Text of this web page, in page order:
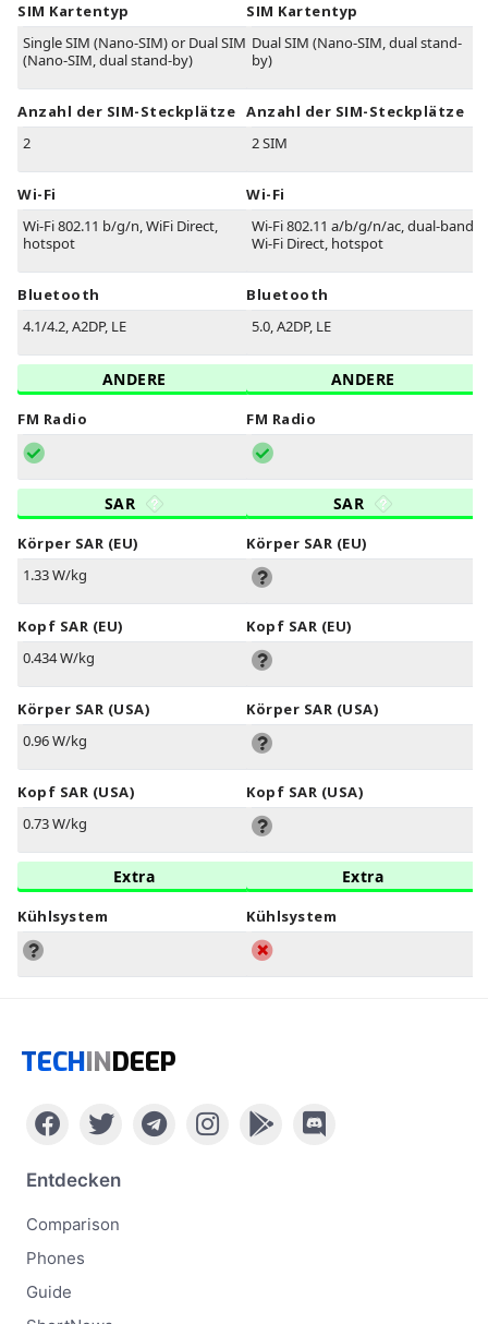
SIM Kartentyp
Single SIM (Nano-SIM) or Dual SIM
(Nano-SIM, dual stand-by)
Anzahl der SIM-Steckplätze
2
Wi-Fi
Wi-Fi 802.11 b/g/n, WiFi Direct,
hotspot
Bluetooth
4.1/4.2, A2DP, LE
ANDERE
FM Radio
SAR
Körper SAR (EU)
1.33 W/kg
Kopf SAR (EU)
0.434 W/kg
Körper SAR (USA)
0.96 W/kg
Kopf SAR (USA)
0.73 W/kg
Extra
Kühlsystem
SIM Kartentyp
Dual SIM (Nano-SIM, dual stand-
by)
Anzahl der SIM-Steckplätze
2 SIM
Wi-Fi
Wi-Fi 802.11 a/b/g/n/ac, dual-band,
Wi-Fi Direct, hotspot
Bluetooth
5.0, A2DP, LE
ANDERE
FM Radio
SAR
Körper SAR (EU)
Kopf SAR (EU)
Körper SAR (USA)
Kopf SAR (USA)
Extra
Kühlsystem
TECHINDEEP
Entdecken
Comparison
Phones
Guide